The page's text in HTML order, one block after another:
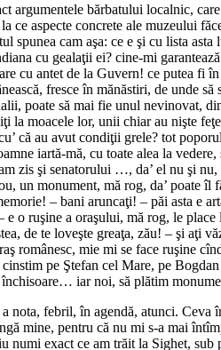
argumentele bărbatului localnic,
ce aspecte concrete ale muzeului
spunea cam aşa: ce e şi cu lista
cu gealaţii ei? cine-mi
cu antet de la Guvern! ce putea fi
fresce în mănăstiri, de unde
poate să mai fie unul nevinovat,
la moacele lor, unii chiar au nişte
că au avut condiţii grele? tot
iartă-mă, cu toate alea la
zis şi senatorului …, da’ el nu şi
un monument, mă rog, da’ poate
– bani aruncaţi! – păi asta e
e o ruşine a oraşului, mă rog, le
de te loveşte greaţa, zău! – şi aţi
românesc, mie mi se face ruşine
pe Ştefan cel Mare, pe
iar noi, să plătim
nota, febril, în agendă, atunci. Ceva
mine, pentru că nu mi s-a mai
numi exact ce am trăit la Sighet,